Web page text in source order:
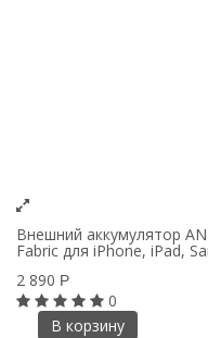
Внешний аккумулятор
Fabric для iPhone, iPad,
2 890 Р
0
В корзину